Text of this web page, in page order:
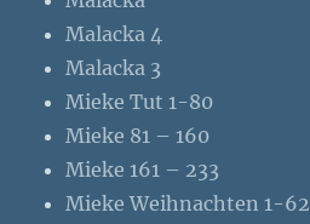
Malacka 4
Malacka 3
Mieke Tut 1-80
Mieke 81 – 160
Mieke 161 – 233
Mieke Weihnachten 1-62